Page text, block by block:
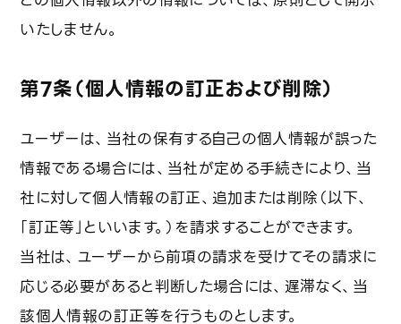
いたしません。
第7条（個人情報の訂正および削除）
ユーザーは、当社の保有する自己の個人情報が誤った
情報である場合には、当社が定める手続きにより、当
社に対して個人情報の訂正、追加または削除（以下、
「訂正等」といいます。）を請求することができます。
当社は、ユーザーから前項の請求を受けてその請求に
応じる必要があると判断した場合には、遅滞なく、当
該個人情報の訂正等を行うものとします。